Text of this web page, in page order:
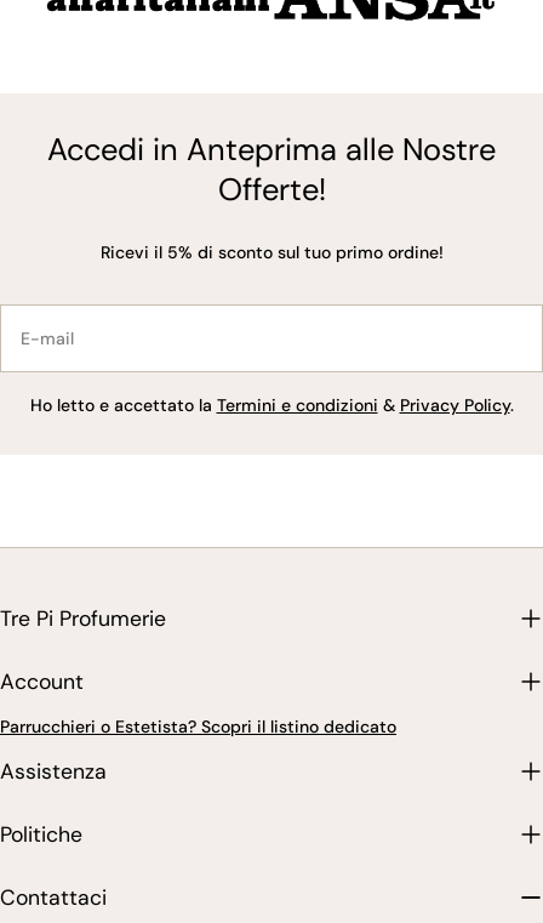
Accedi in Anteprima alle Nostre
Offerte!
Ricevi il 5% di sconto sul tuo primo ordine!
mail
Ho letto e accettato la Termini e condizioni & Privacy Policy.
Tre Pi Profumerie
Account
Parrucchieri o Estetista? Scopri il listino dedicato
Assistenza
Politiche
Contattaci